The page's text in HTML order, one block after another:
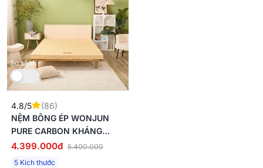
So sánh
4.8/5
(86)
NỆM BÔNG ÉP WONJUN
PURE CARBON KHÁNG
KHUẨN ƯU VIỆT DÀY 10CM
GẤP 2
4.399.000đ 5.400.000
5 Kích thước